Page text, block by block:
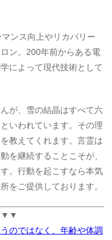
ンス向上やリカバリー
ン。200年前からある電
によって現代技術として
が、雪の結晶はすべて六
いわれています。その理
教えてくれます。言霊は
を継続することこそが、
。行動を起こすなら本気
をご提供しております。
のではなく、年齢や体調